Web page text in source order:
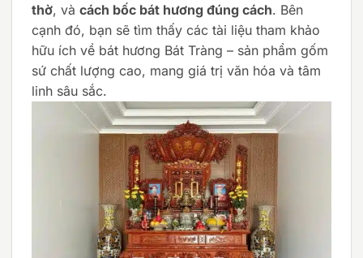
thờ, và cách bốc bát hương đúng cách. Bên
cạnh đó, bạn sẽ tìm thấy các tài liệu tham khảo
hữu ích về bát hương Bát Tràng – sản phẩm gốm
sứ chất lượng cao, mang giá trị văn hóa và tâm
linh sâu sắc.